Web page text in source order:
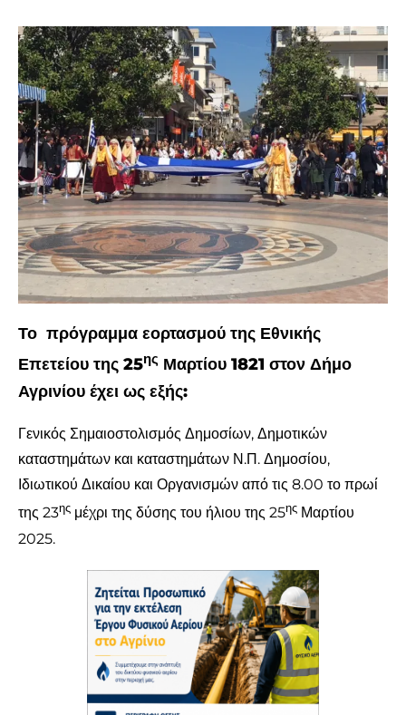
Το πρόγραμμα εορτασμού της Εθνικής
Επετείου της 25ης Μαρτίου 1821 στον Δήμο
Αγρινίου έχει ως εξής:
Γενικός Σημαιοστολισμός Δημοσίων, Δημοτικών
καταστημάτων και καταστημάτων Ν.Π. Δημοσίου,
Ιδιωτικού Δικαίου και Οργανισμών από τις 8.00 το πρωί
της 23ης μέχρι της δύσης του ήλιου της 25ης Μαρτίου
2025.